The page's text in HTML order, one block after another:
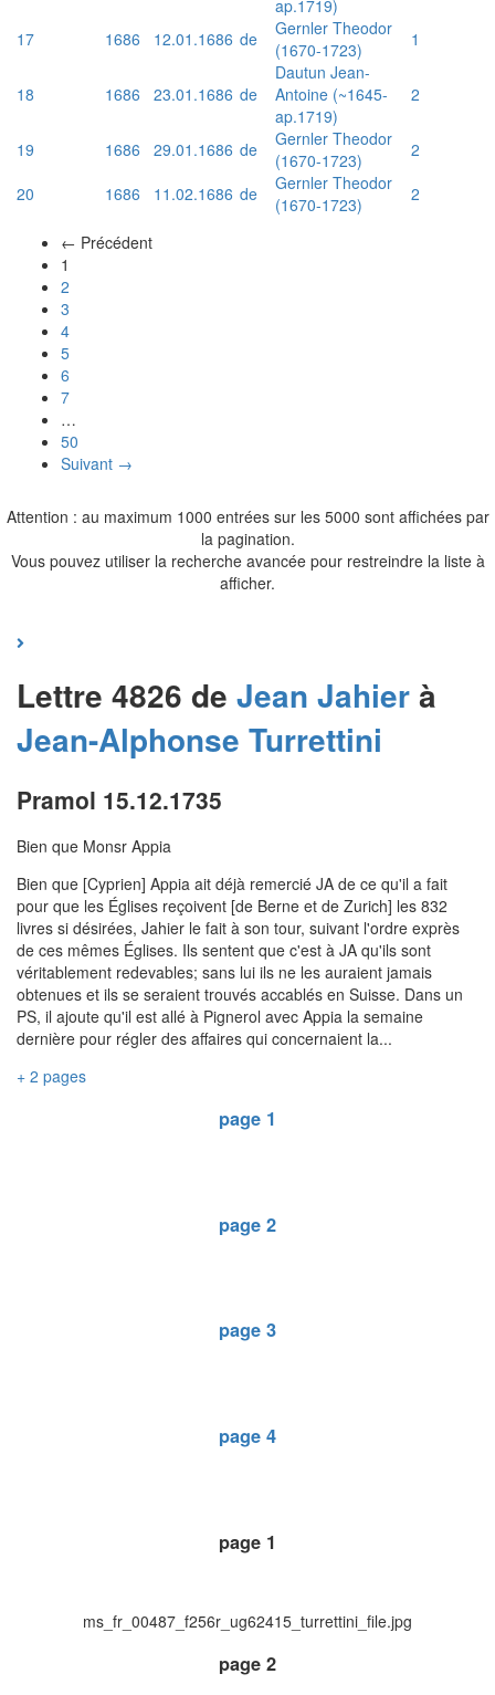
ap.1719)
17 1686 12.01.1686 de
Gernler Theodor
(1670-1723)
1
18 1686 23.01.1686 de
Dautun Jean-
Antoine (~1645-
ap.1719)
2
19 1686 29.01.1686 de
Gernler Theodor
(1670-1723)
2
20
1686 11.02.1686 de
Gernler Theodor
(1670-1723)
2
← Précédent
1
2
3
4
5
6
7
…
50
Suivant →
Attention : au maximum 1000 entrées sur les 5000 sont affichées par
la pagination.
Vous pouvez utiliser la recherche avancée pour restreindre la liste à
afficher.
Lettre 4826 de Jean Jahierà
Jean-Alphonse Turrettini
Pramol 15.12.1735
Bien que Monsr Appia
Bien que [Cyprien] Appia ait déjà remercié JA de ce qu'il a fait
pour que les Églises reçoivent [de Berne et de Zurich] les 832
livres si désirées, Jahier le fait à son tour, suivant l'ordre exprès
de ces mêmes Églises. Ils sentent que c'est à JA qu'ils sont
véritablement redevables; sans lui ils ne les auraient jamais
obtenues et ils se seraient trouvés accablés en Suisse. Dans un
PS, il ajoute qu'il est allé à Pignerol avec Appia la semaine
dernière pour régler des affaires qui concernaient la...
+ 2 pages
page 1
page 2
page 3
page 4
page 1
ms_fr_00487_f256r_ug62415_turrettini_file.jpg
page 2